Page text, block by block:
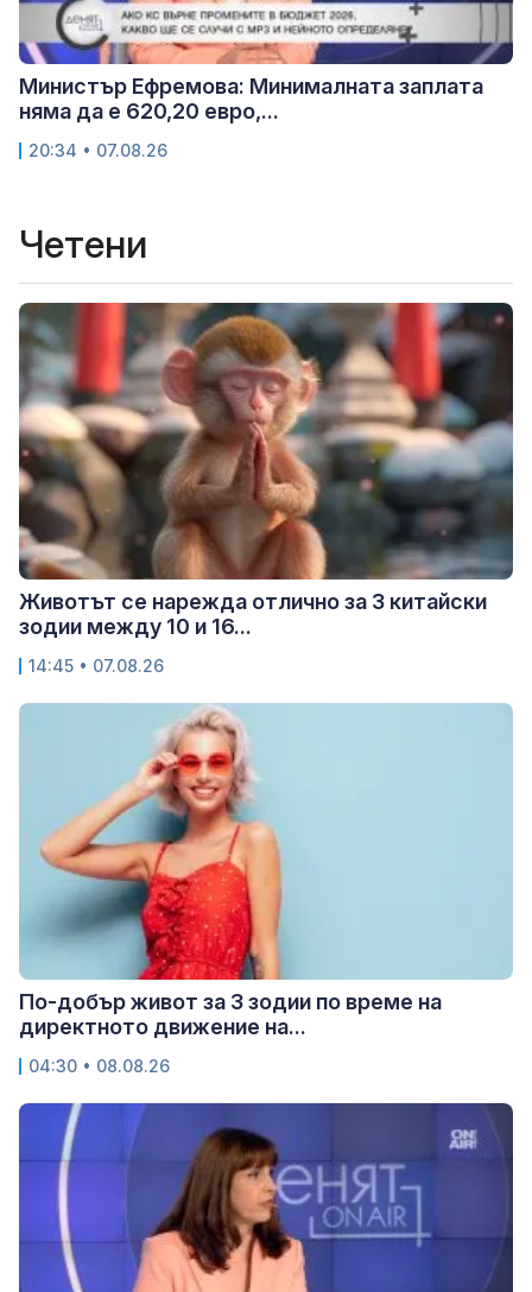
Министър Ефремова: Минималната заплата
няма да е 620,20 евро,...
20:34 • 07.08.26
Четени
Животът се нарежда отлично за 3 китайски
зодии между 10 и 16...
14:45 • 07.08.26
По-добър живот за 3 зодии по време на
директното движение на...
04:30 • 08.08.26